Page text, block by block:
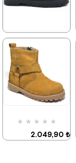
★ ★ ★
2.049,90 ₺
3.519,90 ₺
★ ★ ★ ★ ★
2.049,90 ₺